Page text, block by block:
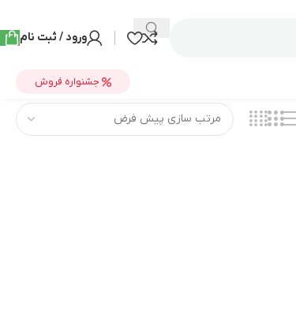
ورود / ثبت نام
جشنواره فروش